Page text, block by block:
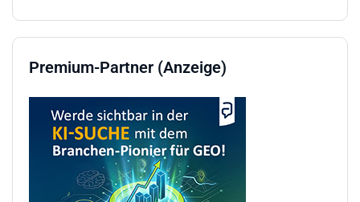
Premium-Partner (Anzeige)